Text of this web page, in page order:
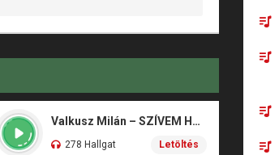
Valkusz Milán – SZÍVEM HALK SZAVA
278 Hallgat Letöltés